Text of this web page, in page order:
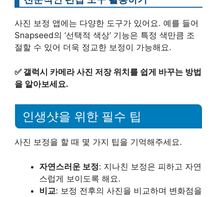
사진 보정 앱에는 다양한 도구가 있어요. 예를 들어
Snapseed의 ‘선택적 색상’ 기능은 특정 색만큼 조
절할 수 있어 더욱 정교한 보정이 가능해요.
✅ 갤럭시 카메라 사진 저장 위치를 쉽게 바꾸는 방법
을 알아보세요.
인생샷을 위한 필수 팁
사진 보정을 할 때 몇 가지 팁을 기억해주세요.
자연스러운 보정: 지나친 보정은 피하고 자연
스럽게 보이도록 해요.
비교: 보정 전후의 사진을 비교하며 변화점을